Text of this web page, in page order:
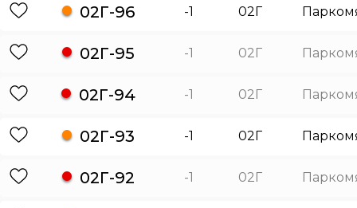
02Г-96 -1 02Г
02Г-95 -1 02Г
02Г-94 -1 02Г
02Г-93 -1 02Г
02Г-92 -1 02Г